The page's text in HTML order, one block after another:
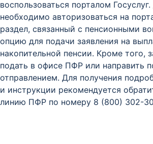
воспользоваться порталом
необходимо авторизоваться на
раздел, связанный с пенсионными
опцию для подачи заявления на
накопительной пенсии. Кроме того,
подать в офисе ПФР или направить
отправлением. Для получения
и инструкции рекомендуется
линию ПФР по номеру 8 (800) 302-